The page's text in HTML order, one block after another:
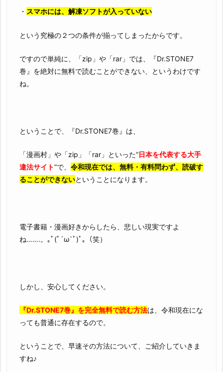
・ スマホには、解凍ソフトが入っていない
という究極の２つの条件が揃ってしまったからです。
ですので単純に、「zip」や「rar」では、『Dr.STONE7
巻』を絶対に無料で読むことができない、というわけです
ね。
ということで、『Dr.STONE7巻』は、
「漫画村」や「zip」「rar」といった“日本を代表する大手
違法サイト”で、 令和現在では、無料・有料問わず、読破す
ることができないということになります。
電子書籍・漫画好きからしたら、悲しい現実ですよ
ね…….。｡ﾟ(ﾟ´ω`ﾟ)ﾟ｡（笑）
しかし、安心してください。
『Dr.STONE7巻』を完全無料で読む方法は、令和現在にな
っても普通に存在するので。
ということで、早速その方法について、ご紹介していきま
すね♪